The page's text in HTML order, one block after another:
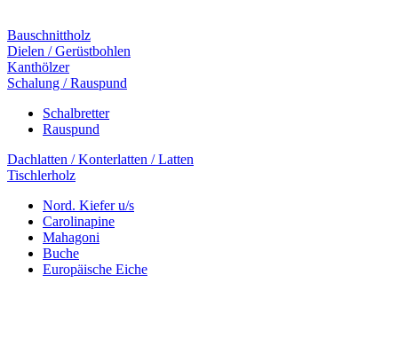
Bauschnittholz
Dielen / Gerüstbohlen
Kanthölzer
Schalung / Rauspund
Schalbretter
Rauspund
Dachlatten / Konterlatten / Latten
Tischlerholz
Nord. Kiefer u/s
Carolinapine
Mahagoni
Buche
Europäische Eiche